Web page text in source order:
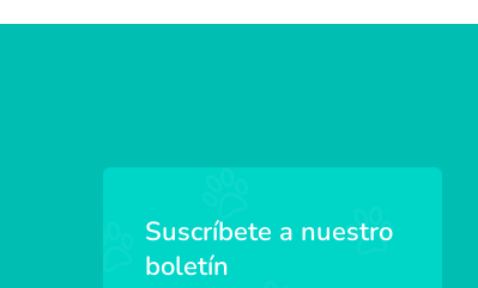
Suscríbete a nuestro
boletín